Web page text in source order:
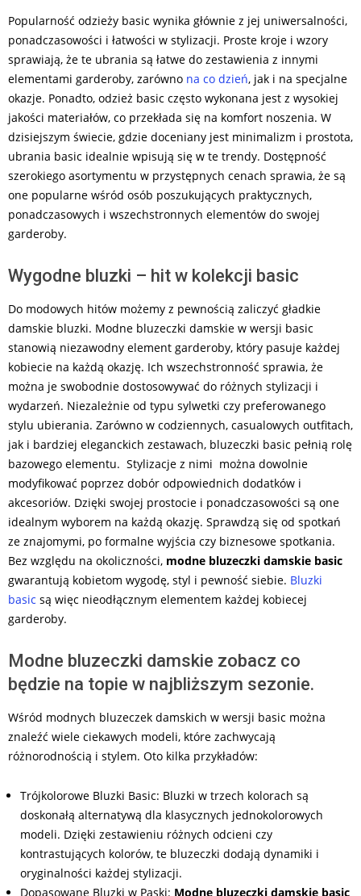
Popularność odzieży basic wynika głównie z jej uniwersalności,
ponadczasowości i łatwości w stylizacji. Proste kroje i wzory
sprawiają, że te ubrania są łatwe do zestawienia z innymi
elementami garderoby, zarówno na co dzień, jak i na specjalne
okazje. Ponadto, odzież basic często wykonana jest z wysokiej
jakości materiałów, co przekłada się na komfort noszenia. W
dzisiejszym świecie, gdzie doceniany jest minimalizm i prostota,
ubrania basic idealnie wpisują się w te trendy. Dostępność
szerokiego asortymentu w przystępnych cenach sprawia, że są
one popularne wśród osób poszukujących praktycznych,
ponadczasowych i wszechstronnych elementów do swojej
garderoby.
Wygodne bluzki – hit w kolekcji basic
Do modowych hitów możemy z pewnością zaliczyć gładkie
damskie bluzki. Modne bluzeczki damskie w wersji basic
stanowią niezawodny element garderoby, który pasuje każdej
kobiecie na każdą okazję. Ich wszechstronność sprawia, że
można je swobodnie dostosowywać do różnych stylizacji i
wydarzeń. Niezależnie od typu sylwetki czy preferowanego
stylu ubierania. Zarówno w codziennych, casualowych outfitach,
jak i bardziej eleganckich zestawach, bluzeczki basic pełnią rolę
bazowego elementu. Stylizacje z nimi można dowolnie
modyfikować poprzez dobór odpowiednich dodatków i
akcesoriów. Dzięki swojej prostocie i ponadczasowości są one
idealnym wyborem na każdą okazję. Sprawdzą się od spotkań
ze znajomymi, po formalne wyjścia czy biznesowe spotkania.
Bez względu na okoliczności, modne bluzeczki damskie basic
gwarantują kobietom wygodę, styl i pewność siebie. Bluzki
basic są więc nieodłącznym elementem każdej kobiecej
garderoby.
Modne bluzeczki damskie zobacz co
będzie na topie w najbliższym sezonie.
Wśród modnych bluzeczek damskich w wersji basic można
znaleźć wiele ciekawych modeli, które zachwycają
różnorodnością i stylem. Oto kilka przykładów:
Trójkolorowe Bluzki Basic: Bluzki w trzech kolorach są
doskonałą alternatywą dla klasycznych jednokolorowych
modeli. Dzięki zestawieniu różnych odcieni czy
kontrastujących kolorów, te bluzeczki dodają dynamiki i
oryginalności każdej stylizacji.
Dopasowane Bluzki w Paski: Modne bluzeczki damskie basic